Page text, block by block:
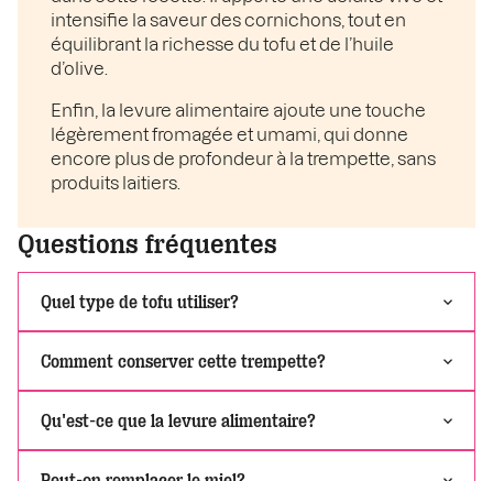
intensifie la saveur des cornichons, tout en
équilibrant la richesse du tofu et de l’huile
d’olive.
Enfin, la levure alimentaire ajoute une touche
légèrement fromagée et umami, qui donne
encore plus de profondeur à la trempette, sans
produits laitiers.
Questions fréquentes
Quel type de tofu utiliser?
Comment conserver cette trempette?
Qu'est-ce que la levure alimentaire?